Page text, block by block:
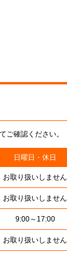
ご確認ください。
日曜日・休日
お取り扱いしません
お取り扱いしません
9:00～17:00
お取り扱いしません